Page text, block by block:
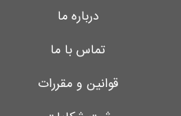
درباره ما
تماس با ما
قوانین و مقررات